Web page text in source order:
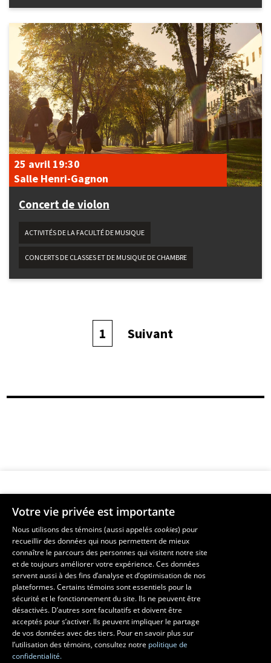
Concert de violon
25 avril 19:30
Salle Henri-Gagnon
ACTIVITÉS DE LA FACULTÉ DE MUSIQUE
CONCERTS DE CLASSES ET DE MUSIQUE DE CHAMBRE
Page
courante
1 Page
Suivant
Faculté de musique
Pavillon Louis-Jacques-Casault
1055, avenue du Séminaire
, Québec (Québec)  G1V 0A6
Téléphone: 418 656-7061
Suivez-nous sur Facebook
Suivez-nous sur YouTube
Votre vie privée est importante
Nous utilisons des témoins (aussi appeléscookies) pour
recueillir des données qui nous permettent de mieux
connaître le parcours des personnes qui visitent notre site
et de toujours améliorer votre expérience. Ces données
servent aussi à des fins d’analyse et d’optimisation de nos
plateformes. Certains témoins sont essentiels pour la
sécurité et le fonctionnement du site. Ils ne peuvent être
désactivés. D’autres sont facultatifs et doivent être
acceptés pour s’activer. Ils peuvent impliquer le partage
de vos données avec des tiers. Pour en savoir plus sur
l’utilisation des témoins, consultez notre politique de
confidentialité.